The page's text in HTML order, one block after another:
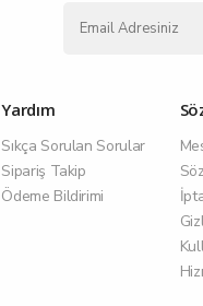
Yardım
Sıkça Sorulan Sorular
Sipariş Takip
Ödeme Bildirimi